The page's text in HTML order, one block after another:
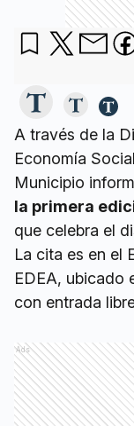
A través de la
Economía
Municipio
la primera
que celebra el
La cita es en el
EDEA, ubicado
con entrada
Ads